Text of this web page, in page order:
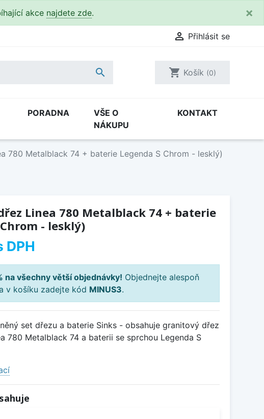
akce najdete zde. ×
 Přihlásit se
 shopping_cart Košík (0)
PORADNA
VŠE O
NÁKUPU
KONTAKT
780 Metalblack 74 + baterie Legenda S Chrom - lesklý)
Linea 780 Metalblack 74 + baterie
- lesklý)
DPH
na všechny větší objednávky! Objednejte alespoň
v košíku zadejte kód MINUS3.
set dřezu a baterie Sinks - obsahuje granitový dřez
780 Metalblack 74 a baterii se sprchou Legenda S